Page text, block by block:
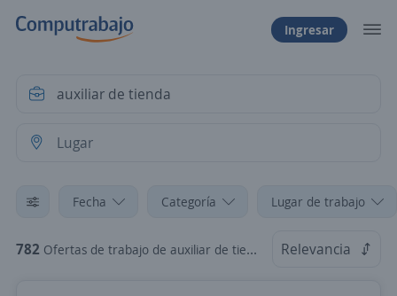
Ingresar
Fecha Categoría Lugar de trabajo
782 Ofertas de trabajo de auxiliar de tienda Relevancia